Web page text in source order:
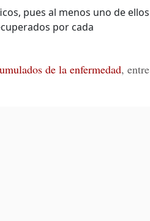
pues al menos uno de ellos
por cada
de la enfermedad, entre